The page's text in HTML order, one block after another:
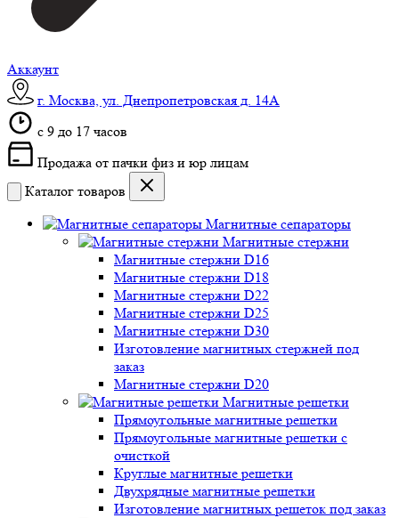
Аккаунт
г. Москва, ул. Днепропетровская д. 14А
c 9 до 17 часов
Продажа от пачки физ и юр лицам
Каталог товаров
Магнитные сепараторы
Магнитные стержни
Магнитные стержни D16
Магнитные стержни D18
Магнитные стержни D22
Магнитные стержни D25
Магнитные стержни D30
Изготовление магнитных стержней под
заказ
Магнитные стержни D20
Магнитные решетки
Прямоугольные магнитные решетки
Прямоугольные магнитные решетки с
очисткой
Круглые магнитные решетки
Двухрядные магнитные решетки
Изготовление магнитных решеток под заказ